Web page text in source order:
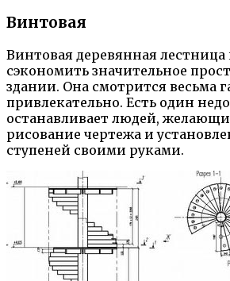
Винтовая
Винтовая деревянная
сэкономить значительное
здании. Она смотрится весьма
привлекательно. Есть один
останавливает людей,
рисование чертежа и
ступеней своими руками.